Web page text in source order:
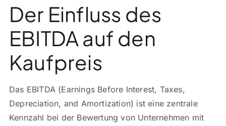
Der Einfluss des
EBITDA auf den
Kaufpreis
Das EBITDA (Earnings Before Interest, Taxes,
Depreciation, and Amortization) ist eine zentrale
Kennzahl bei der Bewertung von Unternehmen mit